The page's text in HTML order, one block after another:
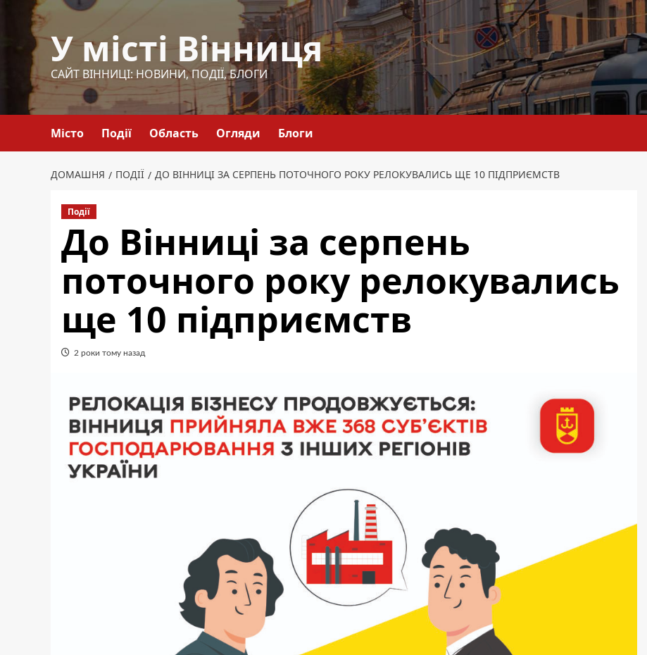
Перейти
У місті Вінниця
САЙТ ВІННИЦІ: НОВИНИ, ПОДІЇ, БЛОГИ
Місто Події Область Огляди Блоги
ДОМАШНЯ ПОДІЇ ДО ВІННИЦІ ЗА СЕРПЕНЬ ПОТОЧНОГО РОКУ РЕЛОКУВАЛИСЬ ЩЕ 10 ПІДПРИЄМСТВ
Події
До Вінниці за серпень
поточного року релокувались
ще 10 підприємств
2 роки тому назад